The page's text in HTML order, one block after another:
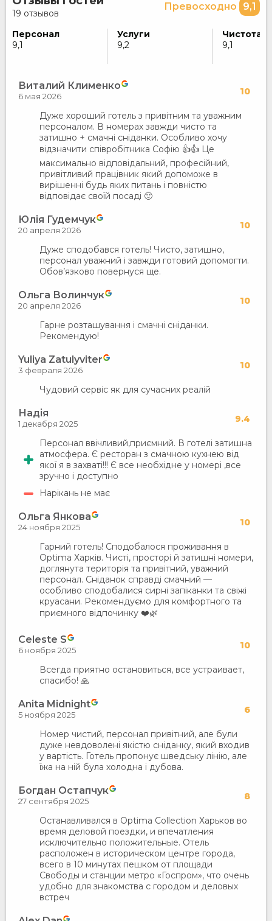
19 отзывов
Превосходно 9,1
Персонал
9,1
Услуги
9,2
Чистота
9,1
Виталий Клименко 10
6 мая 2026
Дуже хороший готель з привітним та уважним
персоналом. В номерах завжди чисто та
затишно + смачні сніданки. Особливо хочу
відзначити співробітника Софію 👍👍 Це
максимально відповідальний, професійний,
привітливий працівник який допоможе в
вирішенні будь яких питань і повністю
відповідає своїй посаді 🙂
Юлія Гудемчук 10
20 апреля 2026
Дуже сподобався готель! Чисто, затишно,
персонал уважний і завжди готовий допомогти.
Обов’язково повернуся ще.
Ольга Волинчук 10
20 апреля 2026
Гарне розташування і смачні сніданки.
Рекомендую!
Yuliya Zatulyviter 10
3 февраля 2026
Чудовий сервіс як для сучасних реалій
Надія 9.4
1 декабря 2025
Персонал ввічливий,приємний. В готелі затишна
атмосфера. Є ресторан з смачною кухнею від
якої я в захваті!!! Є все необхідне у номері ,все
зручно і доступно
Нарікань не має
Ольга Янкова 10
24 ноября 2025
Гарний готель! Сподобалося проживання в
Optima Харків. Чисті, просторі й затишні номери,
доглянута територія та привітний, уважний
персонал. Сніданок справді смачний —
особливо сподобалися сирні запіканки та свіжі
круасани. Рекомендуємо для комфортного та
приємного відпочинку ❤️🌿
Celeste S 10
6 ноября 2025
Всегда приятно остановиться, все устраивает,
спасибо! 🙏
Anita Midnight 6
5 ноября 2025
Номер чистий, персонал привітний, але були
дуже невдоволені якістю сніданку, який входив
у вартість. Готель пропонує шведську лінію, але
їжа на ній була холодна і дубова.
Богдан Остапчук 8
27 сентября 2025
Останавливался в Optima Collection Харьков во
время деловой поездки, и впечатления
исключительно положительные. Отель
расположен в историческом центре города,
всего в 10 минутах пешком от площади
Свободы и станции метро «Госпром», что очень
удобно для знакомства с городом и деловых
встреч